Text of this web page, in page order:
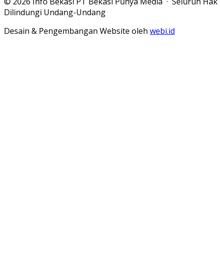
Dilindungi Undang-Undang
Desain & Pengembangan Website oleh webi.id